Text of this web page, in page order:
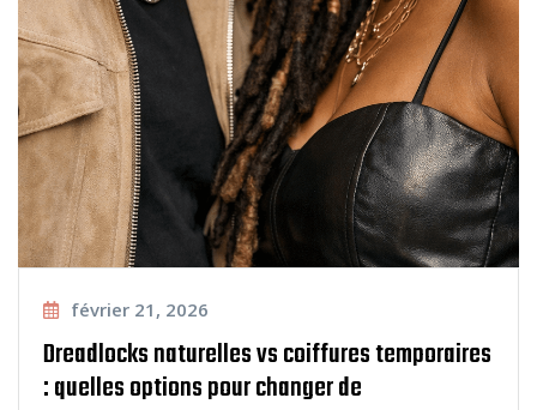
février 21, 2026
Dreadlocks naturelles vs coiffures temporaires
: quelles options pour changer de